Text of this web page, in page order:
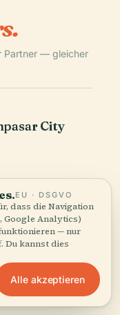
Partner — gleicher
City
€47.49
City and
EU · DSGVO
dass die Navigation
Google Analytics)
— nur
Du kannst dies
Alle akzeptieren